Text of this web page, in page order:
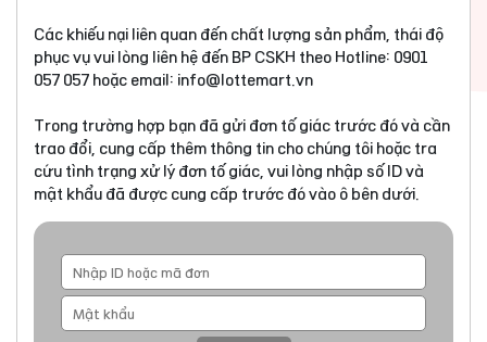
Các khiếu nại liên quan đến chất lượng sản phẩm, thái độ
phục vụ vui lòng liên hệ đến BP CSKH theo Hotline: 0901
057 057 hoặc email: info@lottemart.vn
Trong trường hợp bạn đã gửi đơn tố giác trước đó và cần
trao đổi, cung cấp thêm thông tin cho chúng tôi hoặc tra
cứu tình trạng xử lý đơn tố giác, vui lòng nhập số ID và
mật khẩu đã được cung cấp trước đó vào ô bên dưới.